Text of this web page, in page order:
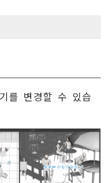
를 변경할 수 있습